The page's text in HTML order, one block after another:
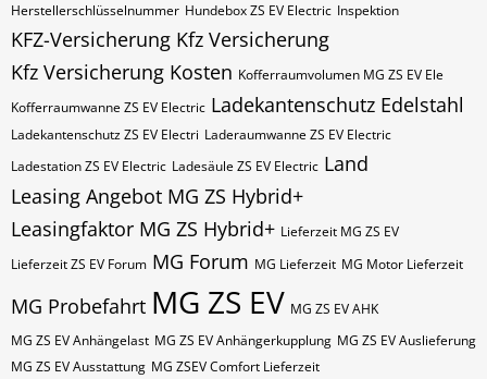
Herstellerschlüsselnummer Hundebox ZS EV Electric Inspektion
KFZ-Versicherung Kfz Versicherung
Kfz Versicherung Kosten Kofferraumvolumen MG ZS EV Ele
Kofferraumwanne ZS EV Electric Ladekantenschutz Edelstahl
Ladekantenschutz ZS EV Electri Laderaumwanne ZS EV Electric
Ladestation ZS EV Electric Ladesäule ZS EV Electric Land
Leasing Angebot MG ZS Hybrid+
Leasingfaktor MG ZS Hybrid+ Lieferzeit MG ZS EV
Lieferzeit ZS EV Forum MG Forum MG Lieferzeit MG Motor Lieferzeit
MG Probefahrt MG ZS EV MG ZS EV AHK
MG ZS EV Anhängelast MG ZS EV Anhängerkupplung MG ZS EV Auslieferung
MG ZS EV Ausstattung MG ZSEV Comfort Lieferzeit